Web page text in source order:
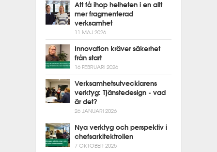
Att få ihop helheten i en allt
mer fragmenterad
verksamhet
11 MAJ 2026
Innovation kräver säkerhet
från start
16 FEBRUARI 2026
Verksamhetsutvecklarens
verktyg: Tjänstedesign - vad
är det?
26 JANUARI 2026
Nya verktyg och perspektiv i
chefsarkitektrollen
7 OKTOBER 2025